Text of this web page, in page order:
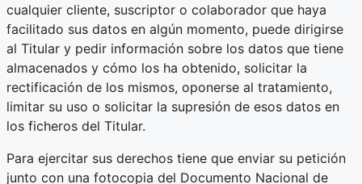
cualquier cliente, suscriptor o colaborador que haya
facilitado sus datos en algún momento, puede dirigirse
al Titular y pedir información sobre los datos que tiene
almacenados y cómo los ha obtenido, solicitar la
rectificación de los mismos, oponerse al tratamiento,
limitar su uso o solicitar la supresión de esos datos en
los ficheros del Titular.
Para ejercitar sus derechos tiene que enviar su petición
junto con una fotocopia del Documento Nacional de